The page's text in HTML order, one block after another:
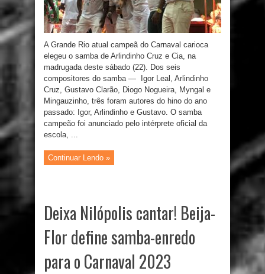
A Grande Rio atual campeã do Carnaval carioca
elegeu o samba de Arlindinho Cruz e Cia, na
madrugada deste sábado (22). Dos seis
compositores do samba — Igor Leal, Arlindinho
Cruz, Gustavo Clarão, Diogo Nogueira, Myngal e
Mingauzinho, três foram autores do hino do ano
passado: Igor, Arlindinho e Gustavo. O samba
campeão foi anunciado pelo intérprete oficial da
escola, ...
Continuar Lendo »
Deixa Nilópolis cantar! Beija-
Flor define samba-enredo
para o Carnaval 2023